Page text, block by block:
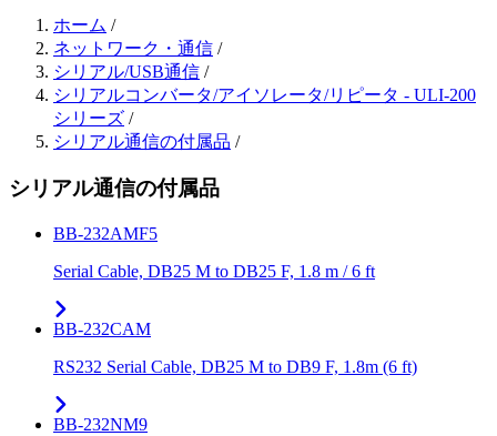
ホーム /
ネットワーク・通信 /
シリアル/USB通信 /
シリアルコンバータ/アイソレータ/リピータ - ULI-200
シリーズ /
シリアル通信の付属品 /
シリアル通信の付属品
BB-232AMF5
Serial Cable, DB25 M to DB25 F, 1.8 m / 6 ft
BB-232CAM
RS232 Serial Cable, DB25 M to DB9 F, 1.8m (6 ft)
BB-232NM9